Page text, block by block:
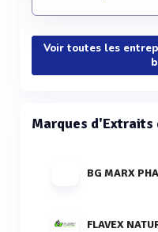
Voir toutes les
Marques d'Extraits
BG MARX
FLAVEX